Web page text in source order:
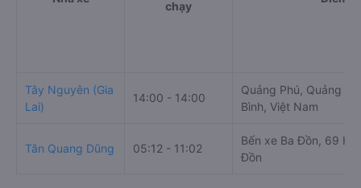
Tây Nguyên (Gia
14:00 - 14:00
Quảng Phú, Quảng
Bình, Việt Nam